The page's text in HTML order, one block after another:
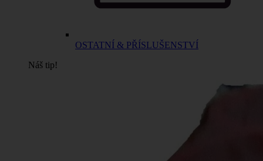
OSTATNÍ & PŘÍSLUŠENSTVÍ
Náš tip!